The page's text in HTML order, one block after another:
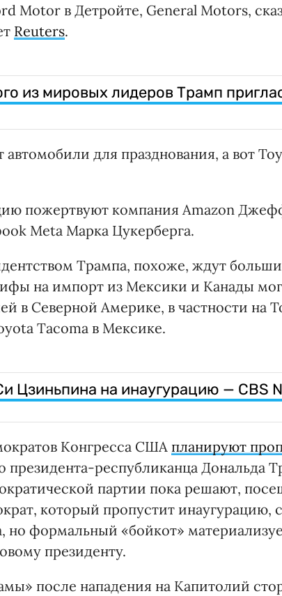
Motor в Детройте, General Motors,
Reuters.
из мировых лидеров Трамп
для празднования, а вот
пожертвуют компания Amazon
Meta Марка Цукерберга.
Трампа, похоже, ждут
на импорт из Мексики и Канады
в Северной Америке, в частности на
Tacoma в Мексике.
Цзиньпина на инаугурацию — CBS
Конгресса США планируют
президента-республиканца Дональда
партии пока решают,
который пропустит инаугурацию,
но формальный «бойкот»
президенту.
после нападения на Капитолий